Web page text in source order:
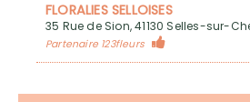
FLORALIES SELLOISES
35 Rue de Sion, 41130 Selles-sur-
Partenaire 123fleurs